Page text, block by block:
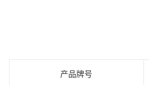
产品牌号